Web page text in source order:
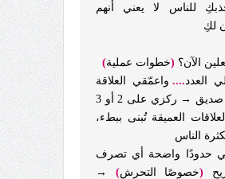
للناس لا يعني أنهم
لكِ
الآن؟ (خطوات عملية)
.... واعمّقي العلاقة
بدل 20 صديق → ركزي على 2 أو 3
العميقة تُبنى ببطء،
الناس
حدودًا واضحة أي تصرف
(خصوصًا التحرش)
→